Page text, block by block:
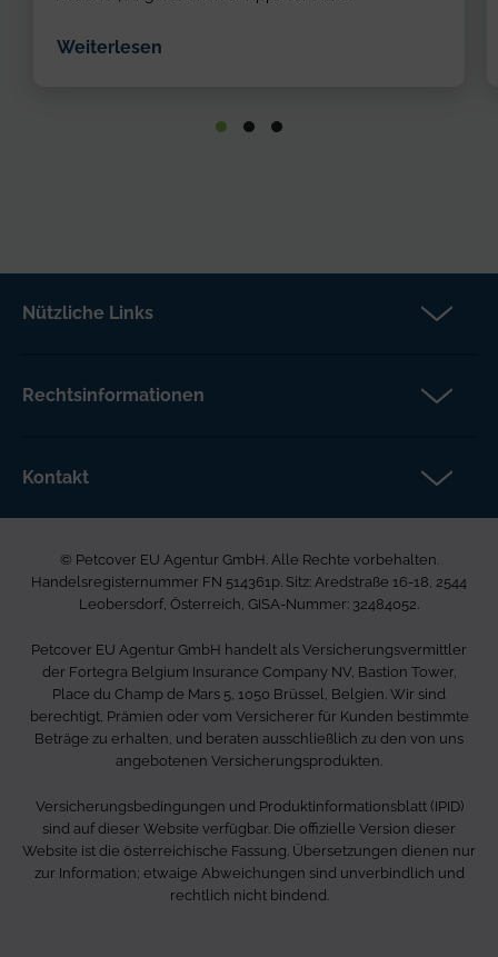
Weiterlesen
Nützliche Links
FAQs DE
Karriere bei uns
Rechtsinformationen
Seitenverzeichnis
Kontakt
2544 Leobersdorf
Österreich
info.at@petcovergroup.com
© Petcover EU Agentur GmbH. Alle Rechte vorbehalten.
Handelsregisternummer FN 514361p. Sitz: Aredstraße 16-18, 2544
Leobersdorf, Österreich, GISA-Nummer: 32484052.
Petcover EU Agentur GmbH handelt als Versicherungsvermittler
der Fortegra Belgium Insurance Company NV, Bastion Tower,
Place du Champ de Mars 5, 1050 Brüssel, Belgien. Wir sind
berechtigt, Prämien oder vom Versicherer für Kunden bestimmte
Beträge zu erhalten, und beraten ausschließlich zu den von uns
angebotenen Versicherungsprodukten.
Versicherungsbedingungen und Produktinformationsblatt (IPID)
sind auf dieser Website verfügbar. Die offizielle Version dieser
Website ist die österreichische Fassung. Übersetzungen dienen nur
zur Information; etwaige Abweichungen sind unverbindlich und
rechtlich nicht bindend.